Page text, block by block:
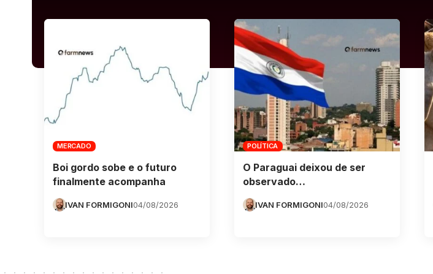
MERCADO
Boi gordo sobe e o futuro
finalmente acompanha
IVAN FORMIGONI04/08/2026
POLÍTICA
O Paraguai deixou de ser
observado…
IVAN FORMIGONI04/08/2026